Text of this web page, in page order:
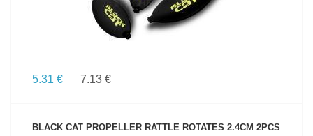
5.31 € 7.13 €
BLACK CAT PROPELLER RATTLE ROTATES 2.4CM 2PCS